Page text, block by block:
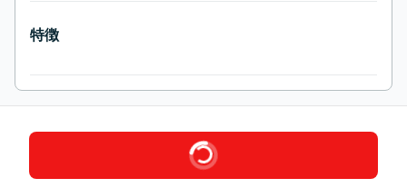
特徴